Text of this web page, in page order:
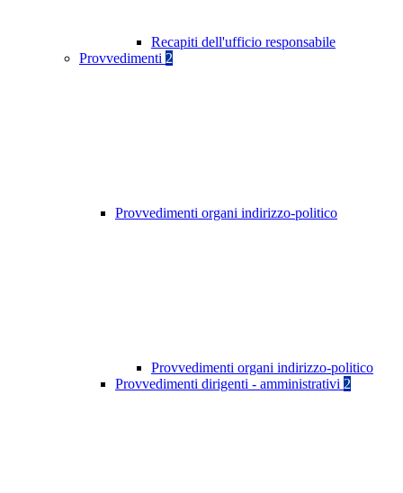
Recapiti dell'ufficio responsabile
Provvedimenti 2
Provvedimenti organi indirizzo-politico
Provvedimenti organi indirizzo-politico
Provvedimenti dirigenti - amministrativi 2